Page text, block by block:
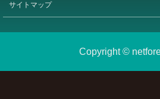
サイトマップ
Copyright ©